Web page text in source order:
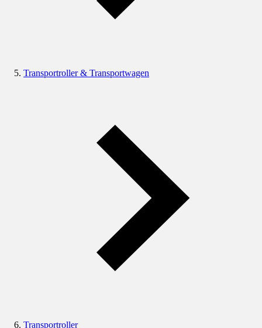
Transportroller & Transportwagen
Transportroller